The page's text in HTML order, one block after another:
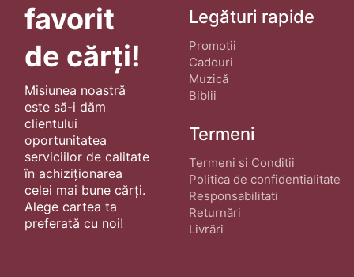
favorit
de cărți!
Misiunea noastră
este să-i dăm
clientului
oportunitatea
serviciilor de calitate
în achiziționarea
celei mai bune cărți.
Alege cartea ta
preferată cu noi!
Legături rapide
Promoții
Cadouri
Muzică
Biblii
Termeni
Termeni si Conditii
Politica de confidentialitate
Responsabilitati
Returnări
Livrări